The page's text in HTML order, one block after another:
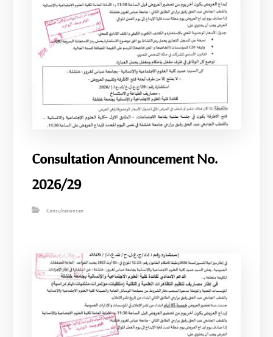
Consultation Announcement No.
2026/29
Consultationsan